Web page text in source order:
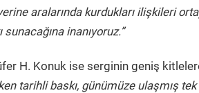
aralarında kurdukları ilişkileri
inanıyoruz.”
H. Konuk ise serginin geniş kitlelere
tarihli baskı, günümüze ulaşmış